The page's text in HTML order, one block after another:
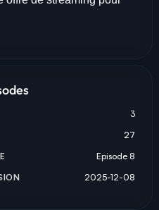
3
27
Episode 8
2025-12-08